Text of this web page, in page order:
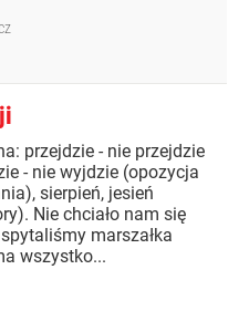
przejdzie - nie przejdzie
- nie wyjdzie (opozycja
sierpień, jesień
Nie chciało nam się
marszałka
wszystko...